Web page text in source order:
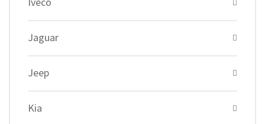
Jaguar
Jeep
Kia